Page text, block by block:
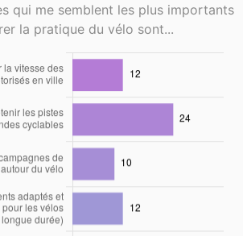
qui me semblent les plus importants
la pratique du vélo sont...